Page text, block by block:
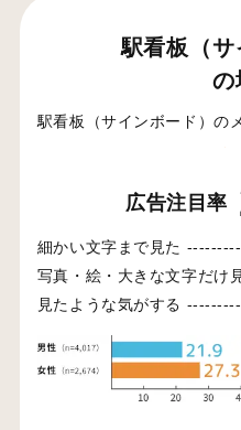
駅看板（サ
の
駅看板（サインボード）の
広告注目率
細かい文字まで見た
写真・絵・大きな文字だけ
見たような気がする